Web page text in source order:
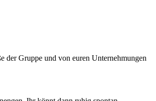
der Gruppe und von euren Unternehmungen